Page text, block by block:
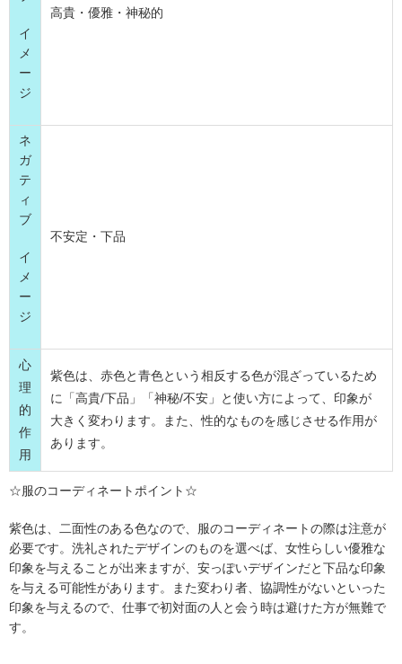
イ
メ
ー
ジ
高貴・優雅・神秘的
ネ
ガ
テ
ィ
ブ
イ
メ
ー
ジ
不安定・下品
心
理
的
作
用
紫色は、赤色と青色という相反する色が混ざっているため
に「高貴/下品」「神秘/不安」と使い方によって、印象が
大きく変わります。また、性的なものを感じさせる作用が
あります。
☆服のコーディネートポイント☆
紫色は、二面性のある色なので、服のコーディネートの際は注意が
必要です。洗礼されたデザインのものを選べば、女性らしい優雅な
印象を与えることが出来ますが、安っぽいデザインだと下品な印象
を与える可能性があります。また変わり者、協調性がないといった
印象を与えるので、仕事で初対面の人と会う時は避けた方が無難で
す。